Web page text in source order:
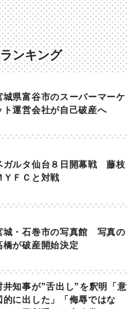
ンキング
城県富谷市のスーパーマーケ
ト運営会社が自己破産へ
ガルタ仙台８日開幕戦 藤枝
ＹＦＣと対戦
城・石巻市の写真館 写真の
橋が破産開始決定
井知事が”舌出し”を釈明「意
的に出した」「侮辱ではな